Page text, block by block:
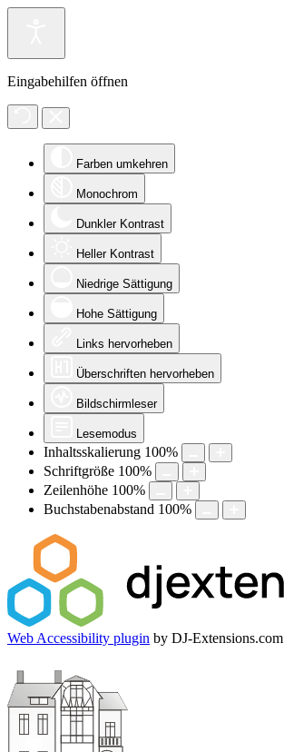
Eingabehilfen öffnen
Farben umkehren
Monochrom
Dunkler Kontrast
Heller Kontrast
Niedrige Sättigung
Hohe Sättigung
Links hervorheben
Überschriften hervorheben
Bildschirmleser
Lesemodus
Inhaltsskalierung 100%
Schriftgröße 100%
Zeilenhöhe 100%
Buchstabenabstand 100%
Web Accessibility plugin by DJ-Extensions.com